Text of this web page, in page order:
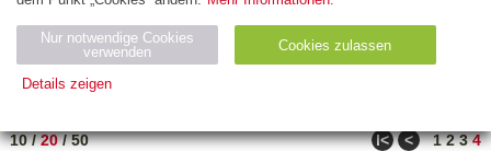
Neuerscheinung
Bestseller
PREIS
10/20/50 ǀ< < 1 2 3 4
Nur notwendige Cookies
verwenden
Cookies zulassen
Details zeigen